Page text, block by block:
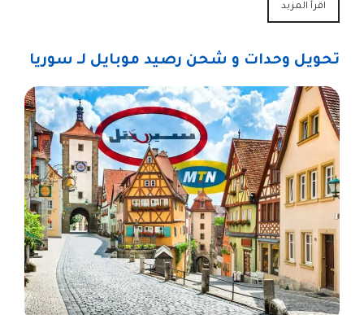
اقرأ المزيد
تحويل وحدات و شحن رصيد موبايل لـ سوريا